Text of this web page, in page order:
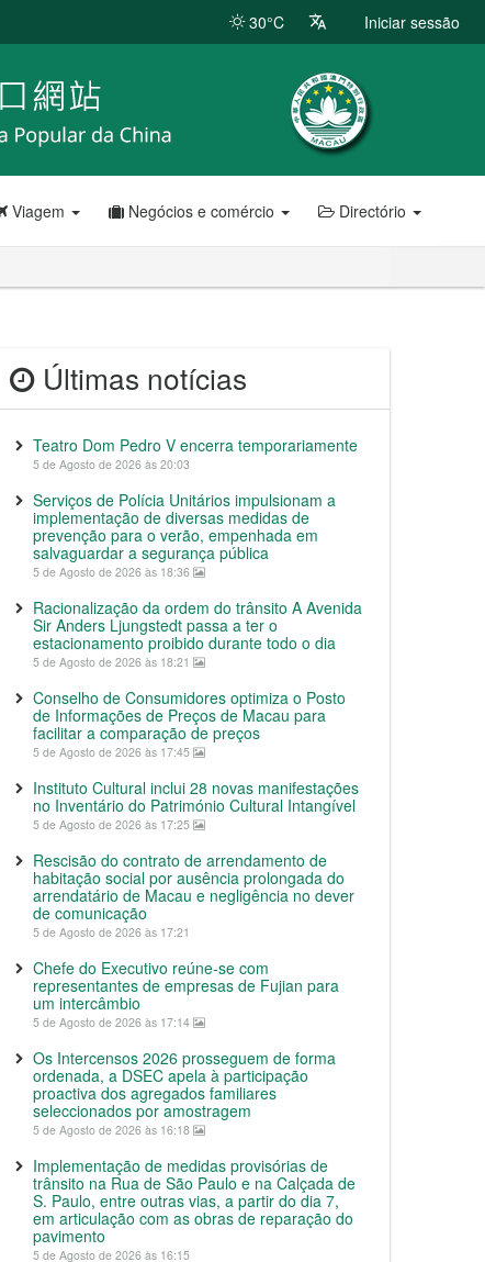
30°C Iniciar sessão
Viagem Negócios e comércio Directório
Últimas notícias
Teatro Dom Pedro V encerra temporariamente
5 de Agosto de 2026 às 20:03
Serviços de Polícia Unitários impulsionam a
implementação de diversas medidas de
prevenção para o verão, empenhada em
salvaguardar a segurança pública
5 de Agosto de 2026 às 18:36
Racionalização da ordem do trânsito A Avenida
Sir Anders Ljungstedt passa a ter o
estacionamento proibido durante todo o dia
5 de Agosto de 2026 às 18:21
Conselho de Consumidores optimiza o Posto
de Informações de Preços de Macau para
facilitar a comparação de preços
5 de Agosto de 2026 às 17:45
Instituto Cultural inclui 28 novas manifestações
no Inventário do Património Cultural Intangível
5 de Agosto de 2026 às 17:25
Rescisão do contrato de arrendamento de
habitação social por ausência prolongada do
arrendatário de Macau e negligência no dever
de comunicação
5 de Agosto de 2026 às 17:21
Chefe do Executivo reúne-se com
representantes de empresas de Fujian para
um intercâmbio
5 de Agosto de 2026 às 17:14
Os Intercensos 2026 prosseguem de forma
ordenada, a DSEC apela à participação
proactiva dos agregados familiares
seleccionados por amostragem
5 de Agosto de 2026 às 16:18
Implementação de medidas provisórias de
trânsito na Rua de São Paulo e na Calçada de
S. Paulo, entre outras vias, a partir do dia 7,
em articulação com as obras de reparação do
pavimento
5 de Agosto de 2026 às 16:15